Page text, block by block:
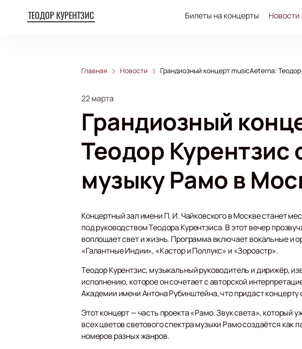
ТЕОДОР КУРЕНТЗИС Билеты на концерты Новости
Главная Новости Грандиозный концерт musicAeterna:
22 марта
Грандиозный
Теодор Курентзис
музыку Рамо в
Концертный зал имени П. И. Чайковского в Москве станет
под руководством Теодора Курентзиса. В этот вечер
воплощает свет и жизнь. Программа включает вокальные и
«Галантные Индии», «Кастор и Поллукс» и «Зороастр».
Теодор Курентзис, музыкальный руководитель и дирижёр,
исполнению, которое он сочетает с авторской
Академии имени Антона Рубинштейна, что придаст
Этот концерт — часть проекта «Рамо. Звук света», который
всех цветов светового спектра музыки Рамо создаётся как
номеров разных жанров.